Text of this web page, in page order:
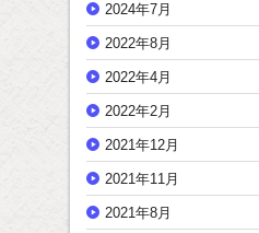
2024年7月
2022年8月
2022年4月
2022年2月
2021年12月
2021年11月
2021年8月